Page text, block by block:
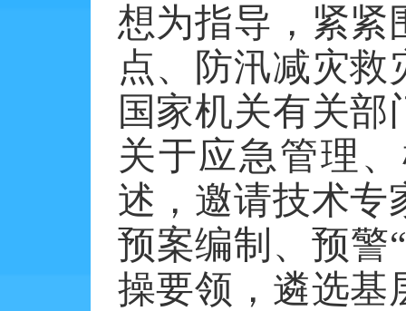
想为指导，紧紧
点、防汛减灾
国家机关有关
关于应急管理
述，邀请技术专
预案编制、预警
操要领，遴选基